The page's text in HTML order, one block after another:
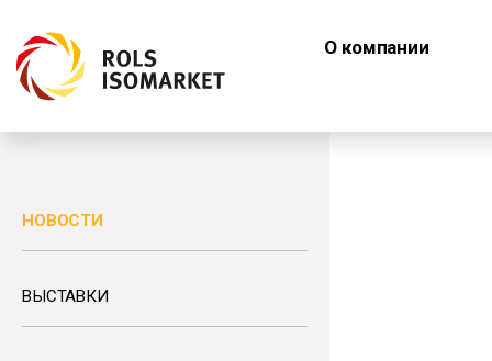
О компании
НОВОСТИ
ВЫСТАВКИ